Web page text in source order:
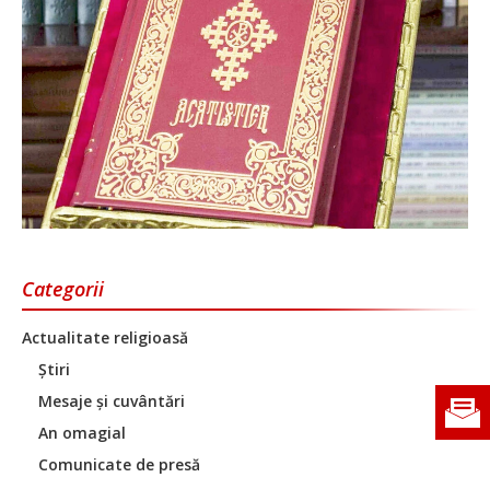
Categorii
Actualitate religioasă
Știri
Mesaje și cuvântări
An omagial
Comunicate de presă